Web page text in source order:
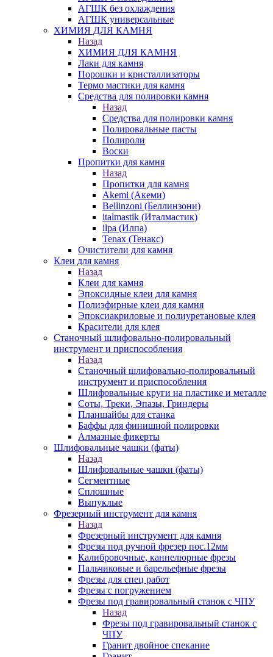
АГШК без охлаждения
АГШК универсальные
ХИМИЯ ДЛЯ КАМНЯ
Назад
ХИМИЯ ДЛЯ КАМНЯ
Лаки для камня
Порошки и кристаллизаторы
Термо мастики для камня
Средства для полировки камня
Назад
Средства для полировки камня
Полировальные пасты
Полироли
Воски
Пропитки для камня
Назад
Пропитки для камня
Akemi (Акеми)
Bellinzoni (Беллинзони)
italmastik (Италмастик)
ilpa (Илпа)
Tenax (Тенакс)
Очистители для камня
Клеи для камня
Назад
Клеи для камня
Эпоксидные клеи для камня
Полиэфирные клеи для камня
Эпоксиакриловые и полиуретановые клея
Красители для клея
Станочный шлифовально-полировальный
инструмент и приспособления
Назад
Станочный шлифовально-полировальный
инструмент и приспособления
Шлифовальные круги на пластике и металле
Соты, Треки, Эпазы, Гриндеры
Планшайбы для станка
Баффы для финишной полировки
Алмазные фикерты
Шлифовальные чашки (фаты)
Назад
Шлифовальные чашки (фаты)
Сегментные
Сплошные
Выпуклые
Фрезерный инструмент для камня
Назад
Фрезерный инструмент для камня
Фрезы под ручной фрезер пос.12мм
Калибровочные, каннелюрные фрезы
Пальчиковые и барельефные фрезы
Фрезы для спец работ
Фрезы с погружением
Фрезы под гравировальный станок с ЧПУ
Назад
Фрезы под гравировальный станок с
ЧПУ
Гранит двойное спекание